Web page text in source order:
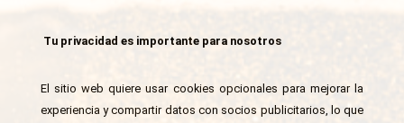
Tu privacidad es importante para nosotros
El sitio web quiere usar cookies opcionales para mejorar la
experiencia y compartir datos con socios publicitarios, lo que